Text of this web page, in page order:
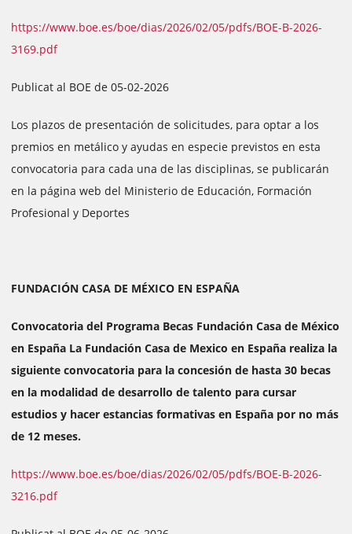
https://www.boe.es/boe/dias/2026/02/05/pdfs/BOE-B-2026-
3169.pdf
Publicat al BOE de 05-02-2026
Los plazos de presentación de solicitudes, para optar a los
premios en metálico y ayudas en especie previstos en esta
convocatoria para cada una de las disciplinas, se publicarán
en la página web del Ministerio de Educación, Formación
Profesional y Deportes
FUNDACIÓN CASA DE MÉXICO EN ESPAÑA
Convocatoria del Programa Becas Fundación Casa de México
en España La Fundación Casa de Mexico en España realiza la
siguiente convocatoria para la concesión de hasta 30 becas
en la modalidad de desarrollo de talento para cursar
estudios y hacer estancias formativas en España por no más
de 12 meses.
https://www.boe.es/boe/dias/2026/02/05/pdfs/BOE-B-2026-
3216.pdf